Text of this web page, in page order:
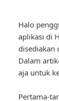
Halo
aplikasi di
disediakan
Dalam
aja untuk
Pertama-